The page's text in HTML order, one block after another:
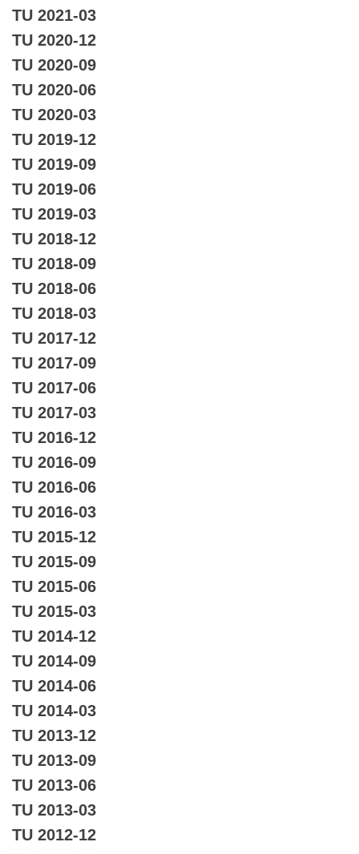
TU 2021-03
TU 2020-12
TU 2020-09
TU 2020-06
TU 2020-03
TU 2019-12
TU 2019-09
TU 2019-06
TU 2019-03
TU 2018-12
TU 2018-09
TU 2018-06
TU 2018-03
TU 2017-12
TU 2017-09
TU 2017-06
TU 2017-03
TU 2016-12
TU 2016-09
TU 2016-06
TU 2016-03
TU 2015-12
TU 2015-09
TU 2015-06
TU 2015-03
TU 2014-12
TU 2014-09
TU 2014-06
TU 2014-03
TU 2013-12
TU 2013-09
TU 2013-06
TU 2013-03
TU 2012-12